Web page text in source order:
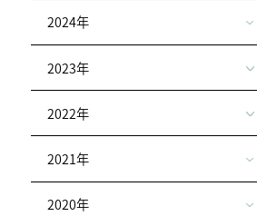
2024年
2023年
2022年
2021年
2020年